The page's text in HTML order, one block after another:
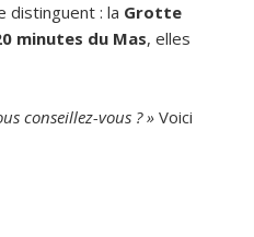
distinguent : la Grotte
minutes du Mas, elles
conseillez-vous ? » Voici